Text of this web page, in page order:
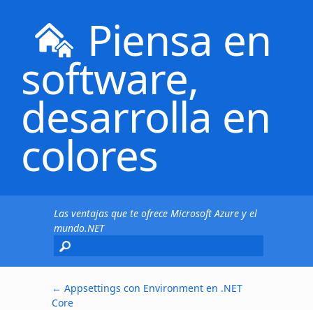
Piensa en
software,
desarrolla en
colores
Las ventajas que te ofrece Microsoft Azure y el
mundo.NET
← Appsettings con Environment en .NET
Core